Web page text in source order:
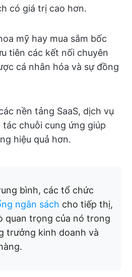
có giá trị cao hơn.
mỹ hay mua sắm bốc
tiên các kết nối chuyên
cá nhân hóa và sự đồng
nền tảng SaaS, dịch vụ
chuỗi cung ứng giúp
hiệu quả hơn.
bình, các tổ chức
ngân sách cho tiếp thị,
quan trọng của nó trong
trưởng kinh doanh và